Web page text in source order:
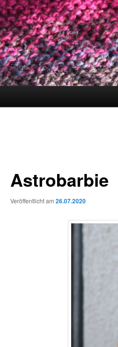
Astrobarbie
Veröffentlicht am 26.07.2020